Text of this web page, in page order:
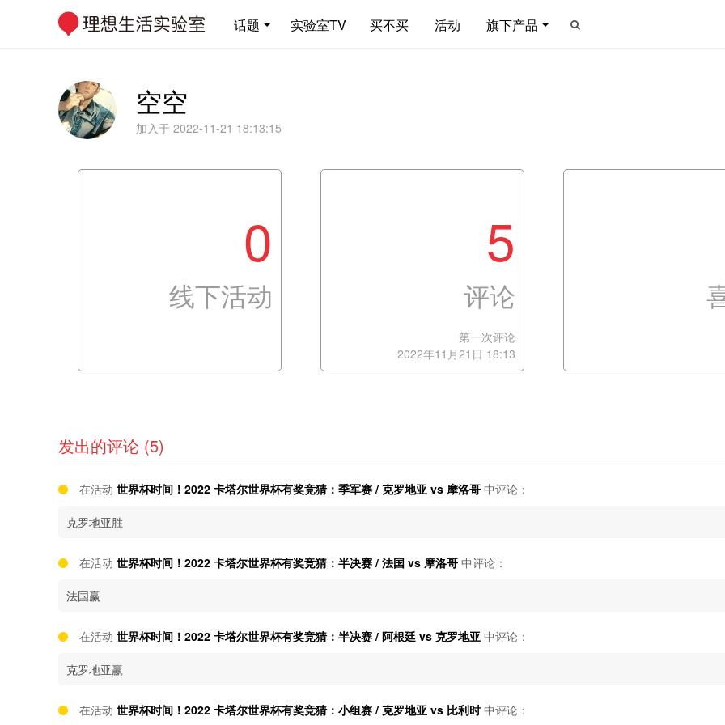
话题 实验室TV 买不买 活动 旗下产品
空空
加入于 2022-11-21 18:13:15
0
线下活动
5
评论
第一次评论
2022年11月21日 18:13
发出的评论 (5)
在活动 世界杯时间！2022 卡塔尔世界杯有奖竞猜：季军赛 / 克罗地亚 vs 摩洛哥 中评论：
克罗地亚胜
在活动 世界杯时间！2022 卡塔尔世界杯有奖竞猜：半决赛 / 法国 vs 摩洛哥 中评论：
法国赢
在活动 世界杯时间！2022 卡塔尔世界杯有奖竞猜：半决赛 / 阿根廷 vs 克罗地亚 中评论：
克罗地亚赢
在活动 世界杯时间！2022 卡塔尔世界杯有奖竞猜：小组赛 / 克罗地亚 vs 比利时中评论：